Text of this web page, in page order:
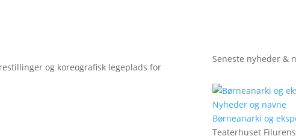
og koreografisk legeplads for
Seneste nyheder &
Nyheder og navne
Børneanarki og
Teaterhuset